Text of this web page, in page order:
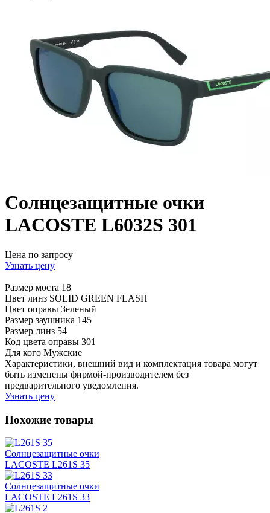
Солнцезащитные очки
LACOSTE L6032S 301
Цена по запросу
Узнать цену
Размер моста 18
Цвет линз SOLID GREEN FLASH
Цвет оправы Зеленый
Размер заушника 145
Размер линз 54
Код цвета оправы 301
Для кого Мужские
Характеристики, внешний вид и комплектация товара могут
быть изменены фирмой-производителем без
предварительного уведомления.
Узнать цену
Похожие товары
Солнцезащитные очки
LACOSTE L261S 35
Солнцезащитные очки
LACOSTE L261S 33